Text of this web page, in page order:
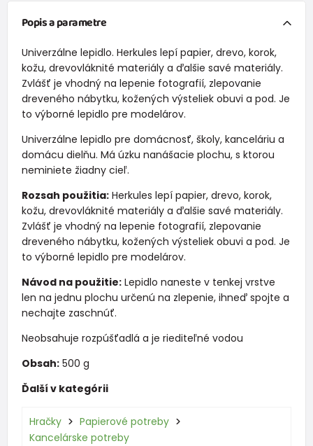
Popis a parametre
Univerzálne lepidlo. Herkules lepí papier, drevo, korok,
kožu, drevovláknité materiály a ďalšie savé materiály.
Zvlášť je vhodný na lepenie fotografií, zlepovanie
dreveného nábytku, kožených výsteliek obuvi a pod. Je
to výborné lepidlo pre modelárov.
Univerzálne lepidlo pre domácnosť, školy, kanceláriu a
domácu dielňu. Má úzku nanášacie plochu, s ktorou
neminiete žiadny cieľ.
Rozsah použitia:Herkules lepí papier, drevo, korok,
kožu, drevovláknité materiály a ďalšie savé materiály.
Zvlášť je vhodný na lepenie fotografií, zlepovanie
dreveného nábytku, kožených výsteliek obuvi a pod. Je
to výborné lepidlo pre modelárov.
Návod na použitie:Lepidlo naneste v tenkej vrstve
len na jednu plochu určenú na zlepenie, ihneď spojte a
nechajte zaschnúť.
Neobsahuje rozpúšťadlá a je riediteľné vodou
Obsah:500 g
Ďalší v kategórii
Hračky
Papierové potreby
Kancelárske potreby